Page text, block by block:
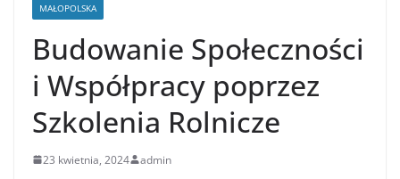
MAŁOPOLSKA
Budowanie Społeczności
i Współpracy poprzez
Szkolenia Rolnicze
23 kwietnia, 2024 admin